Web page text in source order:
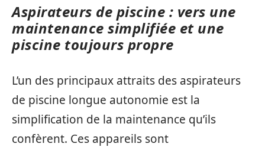
Aspirateurs de piscine : vers une
maintenance simplifiée et une
piscine toujours propre
L’un des principaux attraits des aspirateurs
de piscine longue autonomie est la
simplification de la maintenance qu’ils
confèrent. Ces appareils sont